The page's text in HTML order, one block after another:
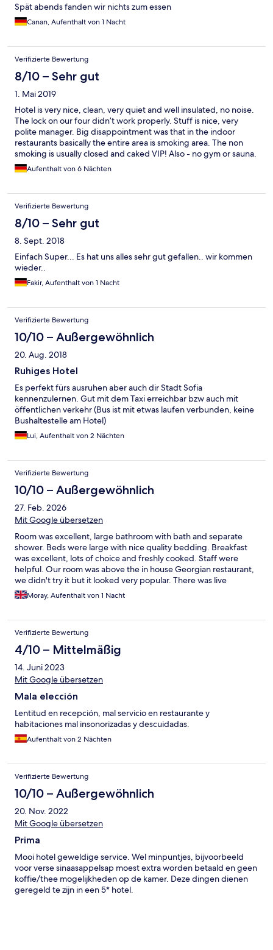
Spät abends fanden wir nichts zum essen
Canan, Aufenthalt von 1 Nacht
Verifizierte Bewertung
8/10 – Sehr gut
1. Mai 2019
Hotel is very nice, clean, very quiet and well insulated, no noise.
The lock on our four didn’t work properly. Stuff is nice, very
polite manager. Big disappointment was that in the indoor
restaurants basically the entire area is smoking area. The non
smoking is usually closed and caked VIP! Also - no gym or sauna.
No need of a conference room, make rather a gym!
Aufenthalt von 6 Nächten
Verifizierte Bewertung
8/10 – Sehr gut
8. Sept. 2018
Einfach Super... Es hat uns alles sehr gut gefallen.. wir kommen
wieder..
Fakir, Aufenthalt von 1 Nacht
Verifizierte Bewertung
10/10 – Außergewöhnlich
20. Aug. 2018
Ruhiges Hotel
Es perfekt fürs ausruhen aber auch dir Stadt Sofia
kennenzulernen. Gut mit dem Taxi erreichbar bzw auch mit
öffentlichen verkehr (Bus ist mit etwas laufen verbunden, keine
Bushaltestelle am Hotel)
Lui, Aufenthalt von 2 Nächten
Verifizierte Bewertung
10/10 – Außergewöhnlich
27. Feb. 2026
Mit Google übersetzen
Room was excellent, large bathroom with bath and separate
shower. Beds were large with nice quality bedding. Breakfast
was excellent, lots of choice and freshly cooked. Staff were
helpful. Our room was above the in house Georgian restaurant,
we didn't try it but it looked very popular. There was live
entertainment which went on late, maybe 12am, we could hear
it in our room which was directly above but it didn't stop us from
lovely view from our room of the mountain. We hope to return
again and will book this hotel. Perhaps ask for a room that is not
over the restaurant.
Moray, Aufenthalt von 1 Nacht
Verifizierte Bewertung
4/10 – Mittelmäßig
14. Juni 2023
Mit Google übersetzen
Mala elección
Lentitud en recepción, mal servicio en restaurante y
habitaciones mal insonorizadas y descuidadas.
Aufenthalt von 2 Nächten
Verifizierte Bewertung
10/10 – Außergewöhnlich
20. Nov. 2022
Mit Google übersetzen
Prima
Mooi hotel geweldige service. Wel minpuntjes, bijvoorbeeld
voor verse sinaasappelsap moest extra worden betaald en geen
koffie/thee mogelijkheden op de kamer. Deze dingen dienen
geregeld te zijn in een 5* hotel.